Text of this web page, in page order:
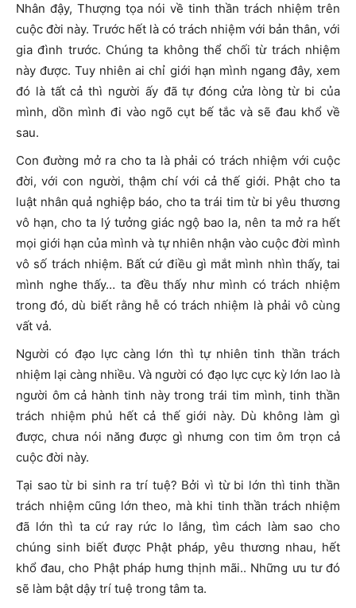
Nhân đậy, Thượng tọa nói về tinh thần trách nhiệm trên
cuộc đời này. Trước hết là có trách nhiệm với bản thân, với
gia đình trước. Chúng ta không thể chối từ trách nhiệm
này được. Tuy nhiên ai chỉ giới hạn mình ngang đây, xem
đó là tất cả thì người ấy đã tự đóng cửa lòng từ bi của
mình, dồn mình đi vào ngõ cụt bế tắc và sẽ đau khổ về
sau.
Con đường mở ra cho ta là phải có trách nhiệm với cuộc
đời, với con người, thậm chí với cả thế giới. Phật cho ta
luật nhân quả nghiệp báo, cho ta trái tim từ bi yêu thương
vô hạn, cho ta lý tưởng giác ngộ bao la, nên ta mở ra hết
mọi giới hạn của mình và tự nhiên nhận vào cuộc đời mình
vô số trách nhiệm. Bất cứ điều gì mắt mình nhìn thấy, tai
mình nghe thấy… ta đều thấy như mình có trách nhiệm
trong đó, dù biết rằng hễ có trách nhiệm là phải vô cùng
vất vả.
Người có đạo lực càng lớn thì tự nhiên tinh thần trách
nhiệm lại càng nhiều. Và người có đạo lực cực kỳ lớn lao là
người ôm cả hành tinh này trong trái tim mình, tinh thần
trách nhiệm phủ hết cả thế giới này. Dù không làm gì
được, chưa nói năng được gì nhưng con tim ôm trọn cả
cuộc đời này.
Tại sao từ bi sinh ra trí tuệ? Bởi vì từ bi lớn thì tinh thần
trách nhiệm cũng lớn theo, mà khi tinh thần trách nhiệm
đã lớn thì ta cứ ray rức lo lắng, tìm cách làm sao cho
chúng sinh biết được Phật pháp, yêu thương nhau, hết
khổ đau, cho Phật pháp hưng thịnh mãi.. Những ưu tư đó
sẽ làm bật dậy trí tuệ trong tâm ta.